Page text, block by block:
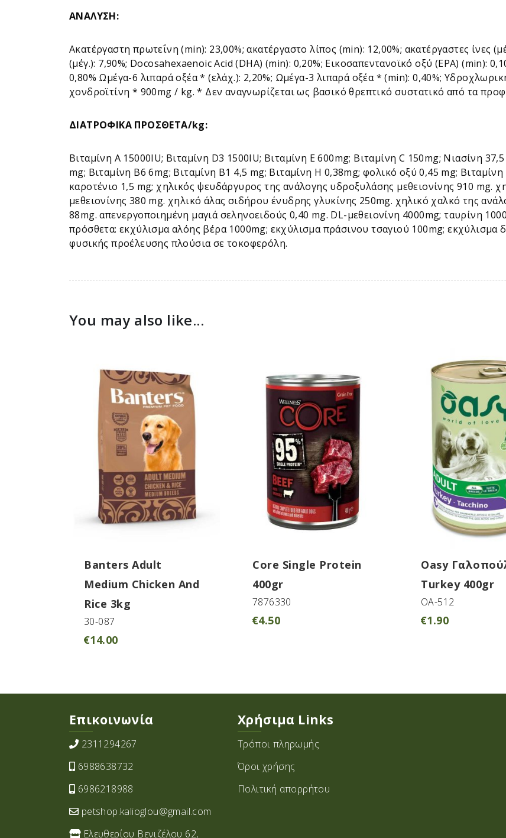
ΑΝΑΛΥΣΗ:
Ακατέργαστη πρωτεΐνη (min): 23,00%; ακατέργαστο λίπος (min): 12,00%; ακατέργαστες ίνες
(μέγ.): 7,90%; Docosahexaenoic Acid (DHA) (min): 0,20%; Εικοσαπεντανοϊκό οξύ (EPA) (min):
0,80% Ωμέγα-6 λιπαρά οξέα * (ελάχ.): 2,20%; Ωμέγα-3 λιπαρά οξέα * (min): 0,40%;
χονδροϊτίνη * 900mg / kg. * Δεν αναγνωρίζεται ως βασικό θρεπτικό συστατικό από τα
ΔΙΑΤΡΟΦΙΚΑ ΠΡΟΣΘΕΤΑ/kg:
Βιταμίνη Α 15000IU; Βιταμίνη D3 1500IU; Βιταμίνη Ε 600mg; Βιταμίνη C 150mg; Νιασίνη
mg; Βιταμίνη Β6 6mg; Βιταμίνη Β1 4,5 mg; Βιταμίνη Η 0,38mg; φολικό οξύ 0,45 mg;
καροτένιο 1,5 mg; χηλικός ψευδάργυρος της ανάλογης υδροξυλάσης μεθειονίνης 910 mg.
μεθειονίνης 380 mg. χηλικό άλας σιδήρου ένυδρης γλυκίνης 250mg. χηλικό χαλκό της
88mg. απενεργοποιημένη μαγιά σεληνοειδούς 0,40 mg. DL-μεθειονίνη 4000mg; ταυρίνη
πρόσθετα: εκχύλισμα αλόης βέρα 1000mg; εκχύλισμα πράσινου τσαγιού 100mg; εκχύλισμα
φυσικής προέλευσης πλούσια σε τοκοφερόλη.
You may also like...
Banters Adult
Medium Chicken And
Rice 3kg
30-087
€14.00
Core Single Protein
400gr
7876330
€4.50
Oasy
Turkey 400gr
OA-512
€1.90
Επικοινωνία
2311294267
6988638732
6986218988
petshop.kalioglou@gmail.com
Ελευθερίου Βενιζέλου 62,
Χρήσιμα Links
Τρόποι πληρωμής
Όροι χρήσης
Πολιτική απορρήτου